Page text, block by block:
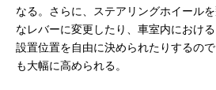
なる。さらに、ステアリングホイール
なレバーに変更したり、車室内におけ
設置位置を自由に決められたりするの
も大幅に高められる。